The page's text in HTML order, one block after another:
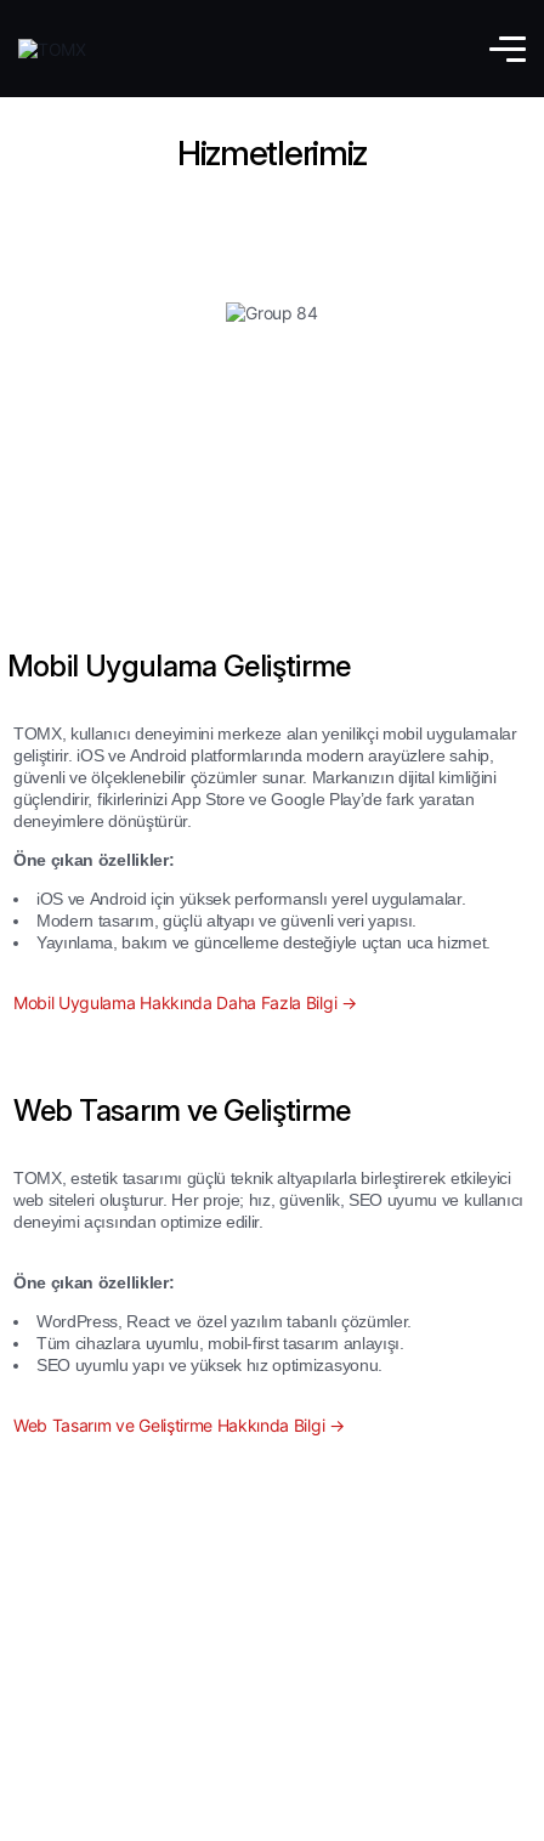
Hizmetlerimiz
Uygulama Geliştirme
TOMX, kullanıcı deneyimini merkeze alan yenilikçi mobil uygulamalar
geliştirir. iOS ve Android platformlarında modern arayüzlere sahip,
güvenli ve ölçeklenebilir çözümler sunar. Markanızın dijital kimliğini
güçlendirir, fikirlerinizi App Store ve Google Play’de fark yaratan
deneyimlere dönüştürür.
Öne çıkan özellikler:
iOS ve Android için yüksek performanslı yerel uygulamalar.
Modern tasarım, güçlü altyapı ve güvenli veri yapısı.
Yayınlama, bakım ve güncelleme desteğiyle uçtan uca hizmet.
Mobil Uygulama Hakkında Daha Fazla Bilgi →
Web Tasarım ve Geliştirme
TOMX, estetik tasarımı güçlü teknik altyapılarla birleştirerek etkileyici
web siteleri oluşturur. Her proje; hız, güvenlik, SEO uyumu ve kullanıcı
deneyimi açısından optimize edilir.
Öne çıkan özellikler:
WordPress, React ve özel yazılım tabanlı çözümler.
Tüm cihazlara uyumlu, mobil-first tasarım anlayışı.
SEO uyumlu yapı ve yüksek hız optimizasyonu.
Web Tasarım ve Geliştirme Hakkında Bilgi →